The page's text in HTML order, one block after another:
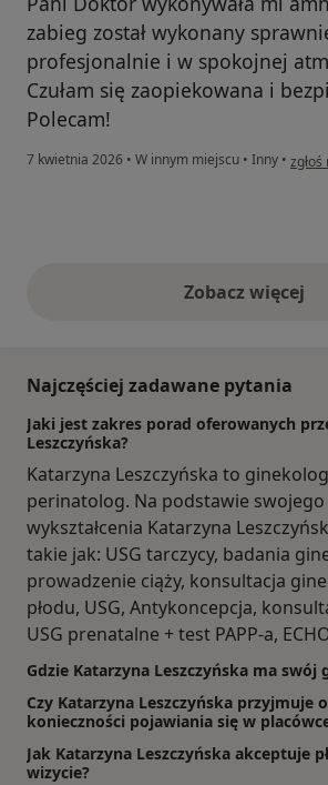
zabieg został wykonany
profesjonalnie i w spokojnej
Czułam się zaopiekowana i
Polecam!
7 kwietnia 2026 • W innym miejscu • Inny • w
Zobacz więcej
opinie
Najczęściej zadawane pytania
Jaki jest zakres porad oferowanych
Leszczyńska?
Katarzyna Leszczyńska to
perinatolog. Na podstawie
wykształcenia Katarzyna
takie jak: USG tarczycy, badania
prowadzenie ciąży, konsultacja
płodu, USG, Antykoncepcja,
USG prenatalne + test PAPP-a,
Gdzie Katarzyna Leszczyńska ma swój
Czy Katarzyna Leszczyńska przyjmuje
konieczności pojawiania się w
Jak Katarzyna Leszczyńska akceptuje
wizycie?